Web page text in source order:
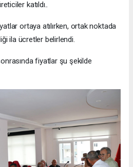
katıldı..
ortaya atılırken, ortak noktada
ila ücretler belirlendi.
fiyatlar şu şekilde